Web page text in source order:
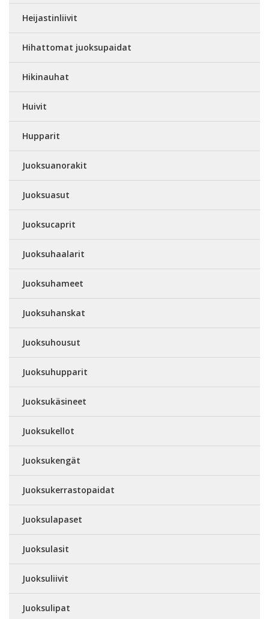
Heijastinliivit
Hihattomat juoksupaidat
Hikinauhat
Huivit
Hupparit
Juoksuanorakit
Juoksuasut
Juoksucaprit
Juoksuhaalarit
Juoksuhameet
Juoksuhanskat
Juoksuhousut
Juoksuhupparit
Juoksukäsineet
Juoksukellot
Juoksukengät
Juoksukerrastopaidat
Juoksulapaset
Juoksulasit
Juoksuliivit
Juoksulipat